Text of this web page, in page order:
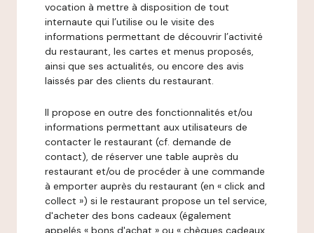
vocation à mettre à disposition de tout
internaute qui l’utilise ou le visite des
informations permettant de découvrir l’activité
du restaurant, les cartes et menus proposés,
ainsi que ses actualités, ou encore des avis
laissés par des clients du restaurant.
Il propose en outre des fonctionnalités et/ou
informations permettant aux utilisateurs de
contacter le restaurant (cf. demande de
contact), de réserver une table auprès du
restaurant et/ou de procéder à une commande
à emporter auprès du restaurant (en « click and
collect ») si le restaurant propose un tel service,
d'acheter des bons cadeaux (également
appelés « bons d'achat » ou « chèques cadeaux